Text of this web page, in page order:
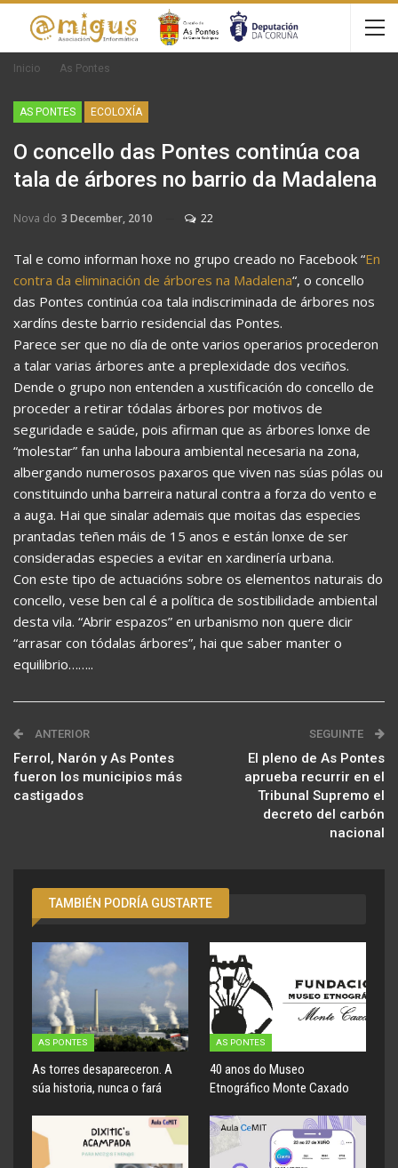
Inicio As Pontes
AS PONTES ECOLOXÍA
O concello das Pontes continúa coa
tala de árbores no barrio da Madalena
Nova do 3 December, 2010 22
Tal e como informan hoxe no grupo creado no Facebook “En
contra da eliminación de árbores na Madalena“, o concello
das Pontes continúa coa tala indiscriminada de árbores nos
xardíns deste barrio residencial das Pontes.
Parece ser que no día de onte varios operarios procederon
a talar varias árbores ante a preplexidade dos veciños.
Dende o grupo non entenden a xustificación do concello de
proceder a retirar tódalas árbores por motivos de
seguridade e saúde, pois afirman que as árbores lonxe de
“molestar” fan unha laboura ambiental necesaria na zona,
albergando numerosos paxaros que viven nas súas pólas ou
constituindo unha barreira natural contra a forza do vento e
a auga. Hai que sinalar ademais que moitas das especies
prantadas teñen máis de 15 anos e están lonxe de ser
consideradas especies a evitar en xardinería urbana.
Con este tipo de actuacións sobre os elementos naturais do
concello, vese ben cal é a política de sostibilidade ambiental
desta vila. “Abrir espazos” en urbanismo non quere dicir
“arrasar con tódalas árbores”, hai que saber manter o
equilibrio……..
ANTERIOR
Ferrol, Narón y As Pontes
fueron los municipios más
castigados
SEGUINTE
El pleno de As Pontes
aprueba recurrir en el
Tribunal Supremo el
decreto del carbón
nacional
TAMBIÉN PODRÍA GUSTARTE
AS PONTES
As torres desapareceron. A
súa historia, nunca o fará
AS PONTES
40 anos do Museo
Etnográfico Monte Caxado